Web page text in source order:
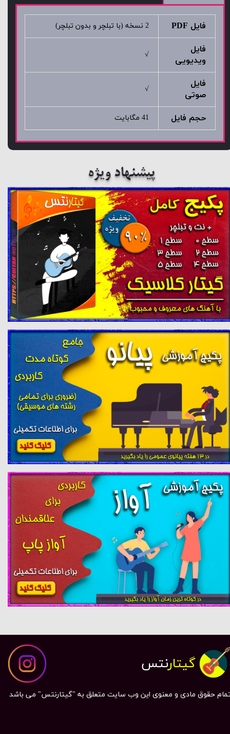
فایل PDF 2 نسخه (با تبلچر و بدون تبلچر)
فایل
ویدیویی
√
فایل
صوتی
√
حجم فایل 41 مگابایت
پیشنهاد ویژه
حقوق مادی و معنوی این وب سایت متعلق به "گیتارنتس" می باشد
گیتارنتس